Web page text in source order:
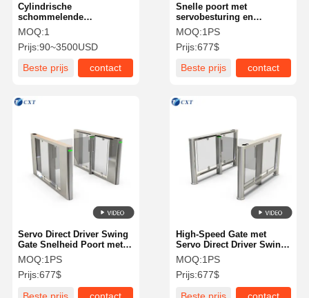
Cylindrische
schommelende
toegangspoorten AI Smart
For School Hotel Park
140s
MOQ:1
Prijs:90~3500USD
Beste prijs
contact
Snelle poort met
servobesturing en
intelligente
bewegingsdetector voor
toegangscontrole van 30-
40 personen/min
MOQ:1PS
Prijs:677$
Beste prijs
contact
Servo Direct Driver Swing
Gate Snelheid Poort met
30-40 Personen/min
Doorvoersnelheid en 24V
500W Voeding voor Veilige
Toegangscontrole
MOQ:1PS
Prijs:677$
High-Speed Gate met
Servo Direct Driver Swing
Gate Beweging en
Intelligente
Bewegingsdetector voor
30-40 personen/min
MOQ:1PS
Prijs:677$